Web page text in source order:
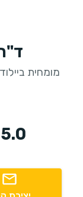
מומחית
5.0